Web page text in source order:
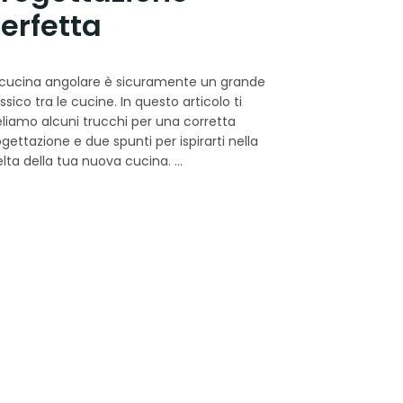
angolare è sicuramente un grande
tra le cucine. In questo articolo ti
alcuni trucchi per una corretta
e due spunti per ispirarti nella
della tua nuova cucina.